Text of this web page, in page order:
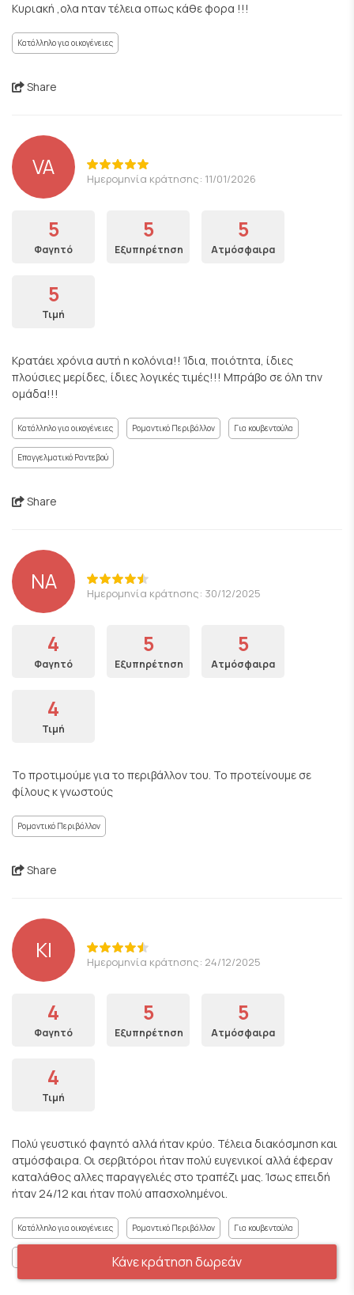
Κυριακή ,ολα ηταν τέλεια οπως κάθε φορα !!!
Κατάλληλο για οικογένειες
Share
VA Ημερομηνία κράτησης: 11/01/2026
5
Φαγητό
5
Εξυπηρέτηση
5
Ατμόσφαιρα
5
Τιμή
Κρατάει χρόνια αυτή η κολόνια!! Ίδια, ποιότητα, ίδιες
πλούσιες μερίδες, ίδιες λογικές τιμές!!! Μπράβο σε όλη την
ομάδα!!!
Κατάλληλο για οικογένειες Ρομαντικό Περιβάλλον Για κουβεντούλα
Επαγγελματικό Ραντεβού
Share
NA Ημερομηνία κράτησης: 30/12/2025
4
Φαγητό
5
Εξυπηρέτηση
5
Ατμόσφαιρα
4
Τιμή
Το προτιμούμε για το περιβάλλον του. Το προτείνουμε σε
φίλους κ γνωστούς
Ρομαντικό Περιβάλλον
Share
KI Ημερομηνία κράτησης: 24/12/2025
4
Φαγητό
5
Εξυπηρέτηση
5
Ατμόσφαιρα
4
Τιμή
Πολύ γευστικό φαγητό αλλά ήταν κρύο. Τέλεια διακόσμηση και
ατμόσφαιρα. Οι σερβιτόροι ήταν πολύ ευγενικοί αλλά έφεραν
καταλάθος αλλες παραγγελιές στο τραπέζι μας. Ίσως επειδή
ήταν 24/12 και ήταν πολύ απασχολημένοι.
Κατάλληλο για οικογένειες Ρομαντικό Περιβάλλον Για κουβεντούλα
Για κρέας
Κάνε κράτηση δωρεάν